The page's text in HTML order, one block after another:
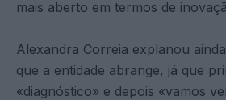
mais aberto em termos de
Alexandra Correia explanou
que a entidade abrange, já que
«diagnóstico» e depois «vamos